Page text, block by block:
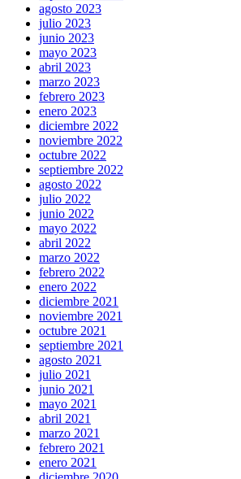
agosto 2023
julio 2023
junio 2023
mayo 2023
abril 2023
marzo 2023
febrero 2023
enero 2023
diciembre 2022
noviembre 2022
octubre 2022
septiembre 2022
agosto 2022
julio 2022
junio 2022
mayo 2022
abril 2022
marzo 2022
febrero 2022
enero 2022
diciembre 2021
noviembre 2021
octubre 2021
septiembre 2021
agosto 2021
julio 2021
junio 2021
mayo 2021
abril 2021
marzo 2021
febrero 2021
enero 2021